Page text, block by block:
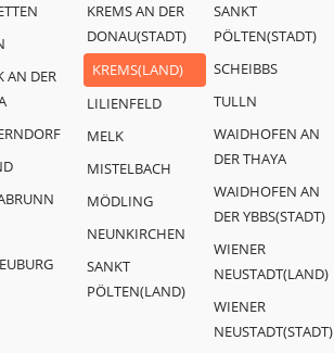
Weißenkirchen in
der Wachau
AN DER
KREMS AN DER
DONAU(STADT)
KREMS(LAND)
LILIENFELD
MELK
MISTELBACH
MÖDLING
NEUNKIRCHEN
SANKT
PÖLTEN(LAND)
SANKT
PÖLTEN(STADT)
SCHEIBBS
TULLN
WAIDHOFEN AN
DER THAYA
WAIDHOFEN AN
DER YBBS(STADT)
WIENER
NEUSTADT(LAND)
WIENER
NEUSTADT(STADT)